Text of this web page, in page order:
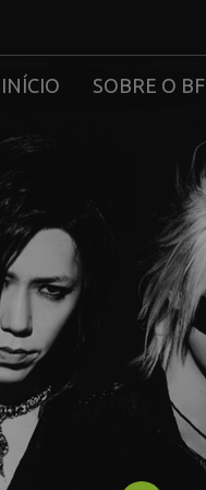
INÍCIO SOBRE O BF